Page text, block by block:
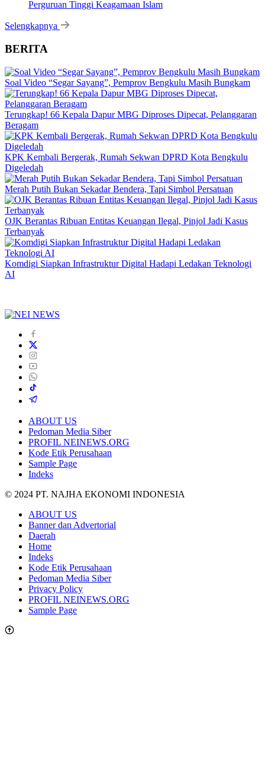
Perguruan Tinggi Keagamaan Islam
Selengkapnya
BERITA
Soal Video “Segar Sayang”, Pemprov Bengkulu Masih Bungkam
Terungkap! 66 Kepala Dapur MBG Diproses Dipecat, Pelanggaran
Beragam
KPK Kembali Bergerak, Rumah Sekwan DPRD Kota Bengkulu
Digeledah
Merah Putih Bukan Sekadar Bendera, Tapi Simbol Persatuan
OJK Berantas Ribuan Entitas Keuangan Ilegal, Pinjol Jadi Kasus
Terbanyak
Komdigi Siapkan Infrastruktur Digital Hadapi Ledakan Teknologi
AI
ABOUT US
Pedoman Media Siber
PROFIL NEINEWS.ORG
Kode Etik Perusahaan
Sample Page
Indeks
© 2024 PT. NAJHA EKONOMI INDONESIA
ABOUT US
Banner dan Advertorial
Daerah
Home
Indeks
Kode Etik Perusahaan
Pedoman Media Siber
Privacy Policy
PROFIL NEINEWS.ORG
Sample Page